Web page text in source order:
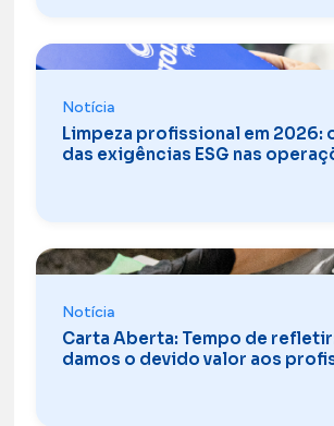
Notícia
Limpeza profissional em 2026:
das exigências ESG nas
Notícia
Carta Aberta: Tempo de
damos o devido valor aos